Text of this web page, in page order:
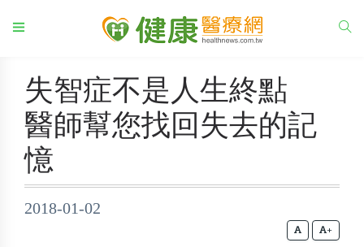
失智症不是人生終點
醫師幫您找回失去的記
憶
2018-01-02
+